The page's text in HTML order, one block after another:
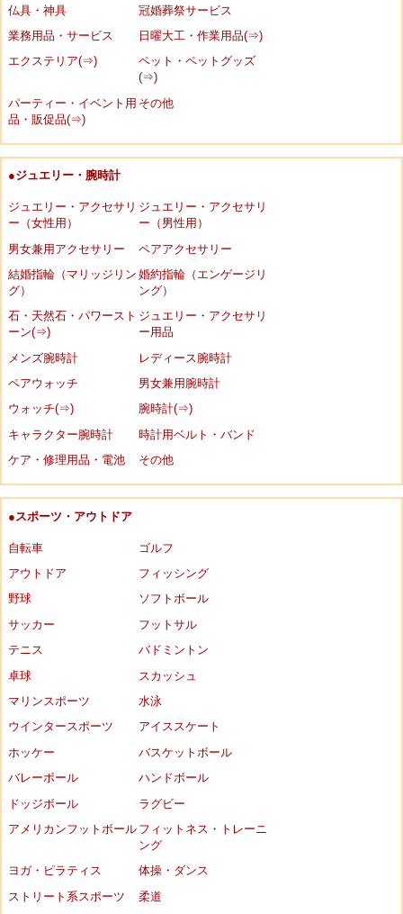
仏具・神具
冠婚葬祭サービス
業務用品・サービス
日曜大工・作業用品(⇒)
エクステリア(⇒)
ペット・ペットグッズ
(⇒)
パーティー・イベント用
品・販促品(⇒)
その他
●ジュエリー・腕時計
ジュエリー・アクセサリ
ー（女性用）
ジュエリー・アクセサリ
ー（男性用）
男女兼用アクセサリー
ペアアクセサリー
結婚指輪（マリッジリン
グ）
婚約指輪（エンゲージリ
ング）
石・天然石・パワースト
ーン(⇒)
ジュエリー・アクセサリ
ー用品
メンズ腕時計
レディース腕時計
ペアウォッチ
男女兼用腕時計
ウォッチ(⇒)
腕時計(⇒)
キャラクター腕時計
時計用ベルト・バンド
ケア・修理用品・電池
その他
●スポーツ・アウトドア
自転車
ゴルフ
アウトドア
フィッシング
野球
ソフトボール
サッカー
フットサル
テニス
バドミントン
卓球
スカッシュ
マリンスポーツ
水泳
ウインタースポーツ
アイススケート
ホッケー
バスケットボール
バレーボール
ハンドボール
ドッジボール
ラグビー
アメリカンフットボール フィットネス・トレーニ
ング
ヨガ・ピラティス
体操・ダンス
ストリート系スポーツ
柔道